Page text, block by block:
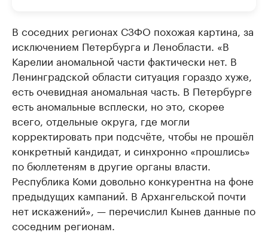
В соседних регионах СЗФО похожая картина, за
исключением Петербурга и Ленобласти. «В
Карелии аномальной части фактически нет. В
Ленинградской области ситуация гораздо хуже,
есть очевидная аномальная часть. В Петербурге
есть аномальные всплески, но это, скорее
всего, отдельные округа, где могли
корректировать при подсчёте, чтобы не прошёл
конкретный кандидат, и синхронно «прошлись»
по бюллетеням в другие органы власти.
Республика Коми довольно конкурентна на фоне
предыдущих кампаний. В Архангельской почти
нет искажений», — перечислил Кынев данные по
соседним регионам.